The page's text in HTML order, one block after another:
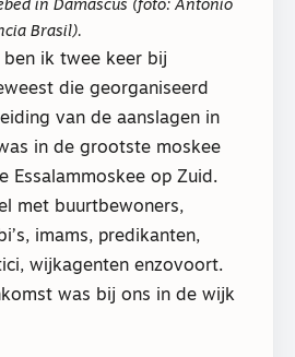
in Damascus (foto: Antonio
Brasil).
ik twee keer bij
die georganiseerd
van de aanslagen in
in de grootste moskee
Essalammoskee op Zuid.
met buurtbewoners,
imams, predikanten,
wijkagenten enzovoort.
was bij ons in de wijk